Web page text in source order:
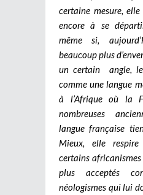
certaine mesure,
encore à se
même si,
beaucoup plus
un certain angle,
comme une langue
à l’Afrique où la
nombreuses
langue française
Mieux, elle
certains
plus acceptés
néologismes qui lui